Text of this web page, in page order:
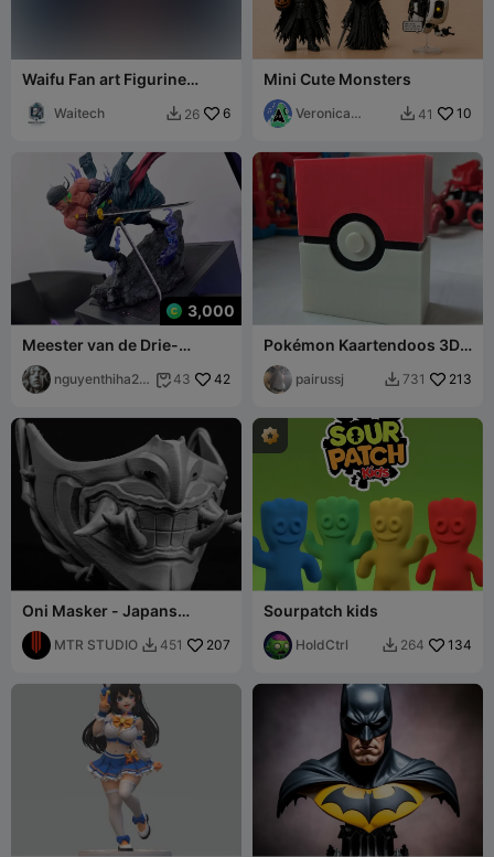
Waifu Fan art Figurine
Waitech  26 6
Mini Cute Monsters
Veronica
 41 10
3,000
Meester van de Drie-
Zwaardenstijl
nguyenthiha20
 43 42
Pokémon Kaartendoos 3D
TCG
pairussj  731 213
Oni Masker - Japans
Demonmasker - Gratis
MTR STUDIO  451 207
Sourpatch kids
HoldCtrl  264 134